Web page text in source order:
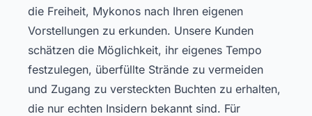
die Freiheit, Mykonos nach Ihren eigenen
Vorstellungen zu erkunden. Unsere Kunden
schätzen die Möglichkeit, ihr eigenes Tempo
festzulegen, überfüllte Strände zu vermeiden
und Zugang zu versteckten Buchten zu erhalten,
die nur echten Insidern bekannt sind. Für